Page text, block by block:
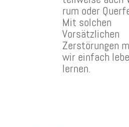
rum oder
Mit solchen
Vorsätzlichen
Zerstörungen
wir einfach
lernen.